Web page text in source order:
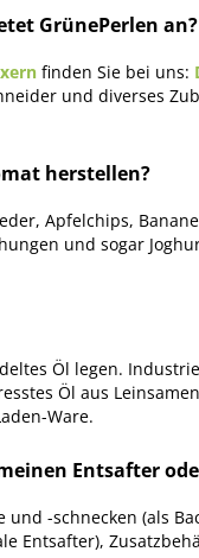
GrünePerlen an?
finden Sie bei uns:
und diverses
herstellen?
Apfelchips,
und sogar
Öl legen.
Öl aus
Ware.
Entsafter
und -schnecken (als
Entsafter),